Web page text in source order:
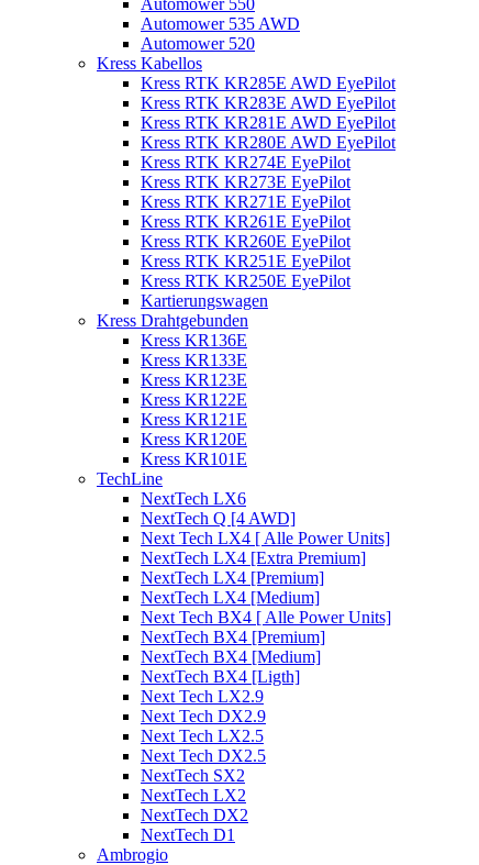
Automower 550
Automower 535 AWD
Automower 520
Kress Kabellos
Kress RTK KR285E AWD EyePilot
Kress RTK KR283E AWD EyePilot
Kress RTK KR281E AWD EyePilot
Kress RTK KR280E AWD EyePilot
Kress RTK KR274E EyePilot
Kress RTK KR273E EyePilot
Kress RTK KR271E EyePilot
Kress RTK KR261E EyePilot
Kress RTK KR260E EyePilot
Kress RTK KR251E EyePilot
Kress RTK KR250E EyePilot
Kartierungswagen
Kress Drahtgebunden
Kress KR136E
Kress KR133E
Kress KR123E
Kress KR122E
Kress KR121E
Kress KR120E
Kress KR101E
TechLine
NextTech LX6
NextTech Q [4 AWD]
Next Tech LX4 [ Alle Power Units]
NextTech LX4 [Extra Premium]
NextTech LX4 [Premium]
NextTech LX4 [Medium]
Next Tech BX4 [ Alle Power Units]
NextTech BX4 [Premium]
NextTech BX4 [Medium]
NextTech BX4 [Ligth]
Next Tech LX2.9
Next Tech DX2.9
Next Tech LX2.5
Next Tech DX2.5
NextTech SX2
NextTech LX2
NextTech DX2
NextTech D1
Ambrogio